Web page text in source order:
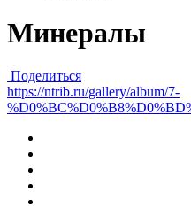
Минералы
Поделиться
https://ntrib.ru/gallery/album/7-